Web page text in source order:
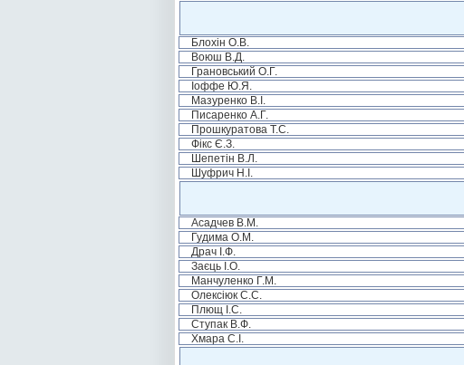
Блохін О.В.
Воюш В.Д.
Грановський О.Г.
Іоффе Ю.Я.
Мазуренко В.І.
Писаренко А.Г.
Прошкуратова Т.С.
Фікс Є.З.
Шепетін В.Л.
Шуфрич Н.І.
Асадчев В.М.
Гудима О.М.
Драч І.Ф.
Заєць І.О.
Манчуленко Г.М.
Олексіюк С.С.
Плющ І.С.
Ступак В.Ф.
Хмара С.І.